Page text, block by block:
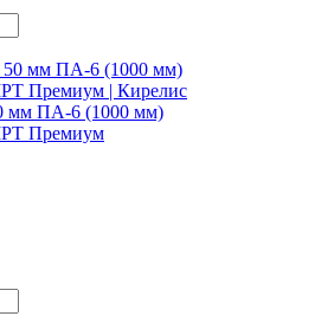
мм ПА-6 (1000 мм)
Премиум